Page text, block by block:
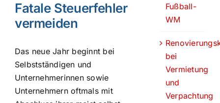
Fatale Steuerfehler
vermeiden
Das neue Jahr beginnt bei
Selbstständigen und
Unternehmerinnen sowie
Unternehmern oftmals mit
Fußball-
WM
bei
Vermietung
und
Verpachtung